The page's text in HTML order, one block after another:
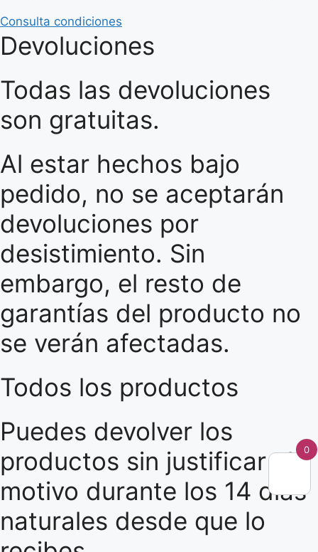
Consulta condiciones
Devoluciones
Todas las devoluciones
son gratuitas.
Al estar hechos bajo
pedido, no se aceptarán
devoluciones por
desistimiento. Sin
embargo, el resto de
garantías del producto no
se verán afectadas.
Todos los productos
Puedes devolver los
productos sin justificar el
motivo durante los 14 días
naturales desde que lo
0